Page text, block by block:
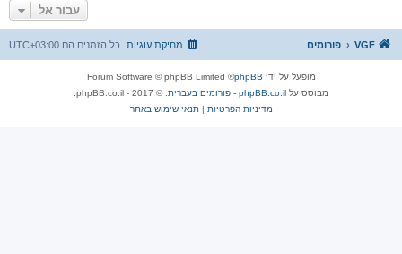
עבור אל
VGF פורומים כל הזמנים הם UTC+03:00 מחיקת עוגיות
מופעל על ידי phpBB
® Forum Software © phpBB Limited
מבוסס על phpBB.co.il - פורומים בעברית
. © 2017 - phpBB.co.il.
מדיניות הפרטיות |תנאי שימוש באתר